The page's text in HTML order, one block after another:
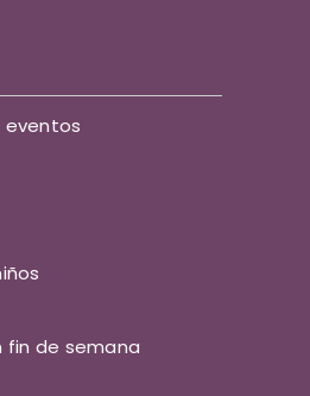
eventos
fin de semana